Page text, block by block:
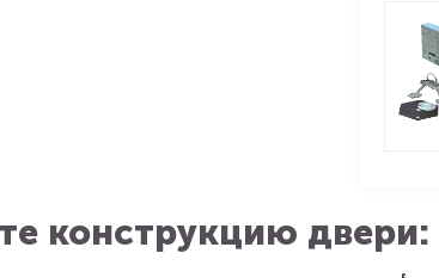
конструкцию двери: